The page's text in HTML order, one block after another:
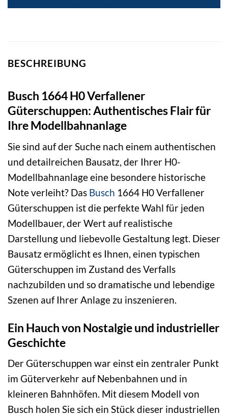
BESCHREIBUNG
Busch 1664 H0 Verfallener
Güterschuppen: Authentisches Flair für
Ihre Modellbahnanlage
Sie sind auf der Suche nach einem authentischen
und detailreichen Bausatz, der Ihrer H0-
Modellbahnanlage eine besondere historische
Note verleiht? Das Busch 1664 H0 Verfallener
Güterschuppen ist die perfekte Wahl für jeden
Modellbauer, der Wert auf realistische
Darstellung und liebevolle Gestaltung legt. Dieser
Bausatz ermöglicht es Ihnen, einen typischen
Güterschuppen im Zustand des Verfalls
nachzubilden und so dramatische und lebendige
Szenen auf Ihrer Anlage zu inszenieren.
Ein Hauch von Nostalgie und industrieller
Geschichte
Der Güterschuppen war einst ein zentraler Punkt
im Güterverkehr auf Nebenbahnen und in
kleineren Bahnhöfen. Mit diesem Modell von
Busch holen Sie sich ein Stück dieser industriellen